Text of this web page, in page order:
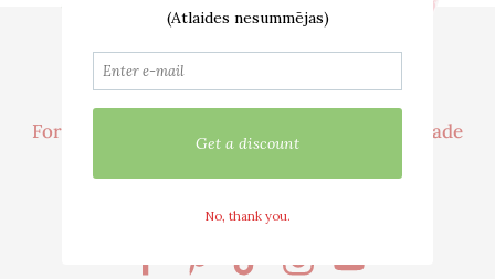
Home About us
ONLINE SHOP
Size guide
Contacts
Delivery
For customer
Cooperation / Wholesale Trade